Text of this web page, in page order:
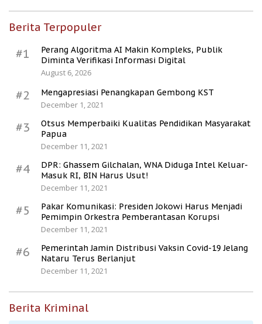
Berita Terpopuler
#1
Perang Algoritma AI Makin Kompleks, Publik
Diminta Verifikasi Informasi Digital
August 6, 2026
#2
Mengapresiasi Penangkapan Gembong KST
December 1, 2021
#3
Otsus Memperbaiki Kualitas Pendidikan Masyarakat
Papua
December 11, 2021
#4
DPR: Ghassem Gilchalan, WNA Diduga Intel Keluar-
Masuk RI, BIN Harus Usut!
December 11, 2021
#5
Pakar Komunikasi: Presiden Jokowi Harus Menjadi
Pemimpin Orkestra Pemberantasan Korupsi
December 11, 2021
#6
Pemerintah Jamin Distribusi Vaksin Covid-19 Jelang
Nataru Terus Berlanjut
December 11, 2021
Berita Kriminal